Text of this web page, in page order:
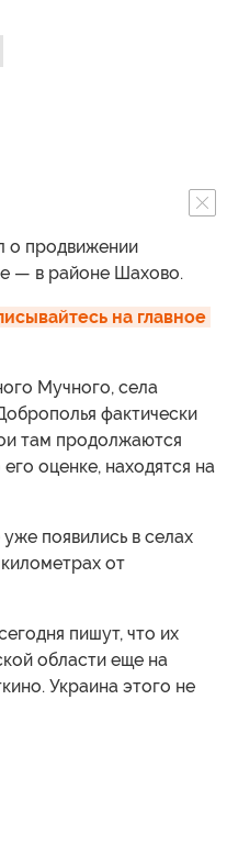
о продвижении
— в районе Шахово.
на главное
Мучного, села
фактически
там продолжаются
оценке, находятся на
появились в селах
от
пишут, что их
области еще на
Украина этого не